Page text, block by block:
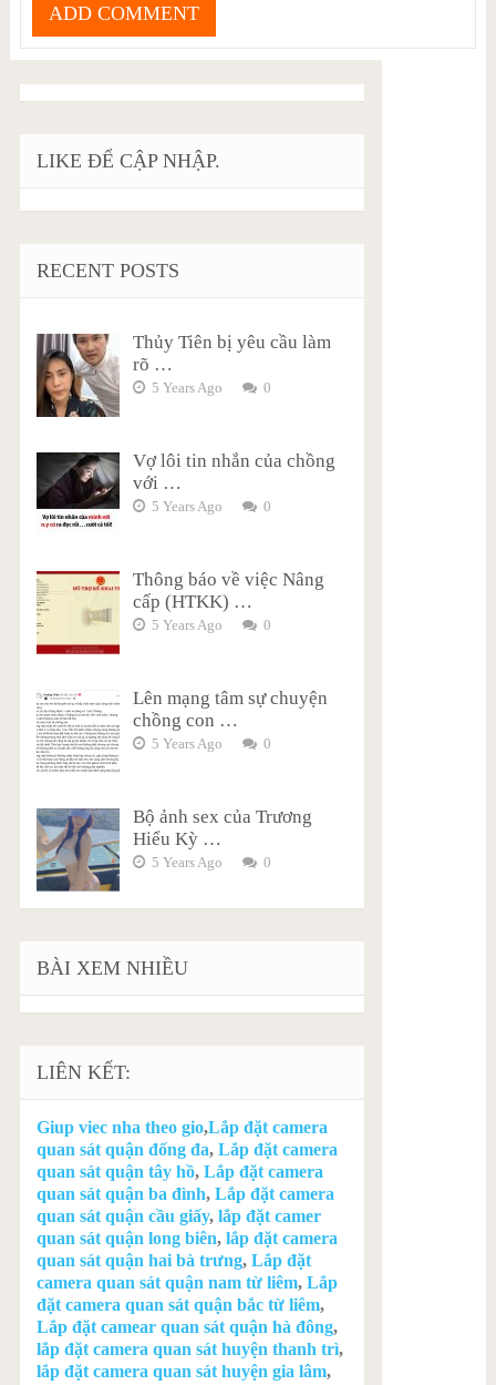
LIKE ĐỂ CẬP NHẬP.
RECENT POSTS
Thủy Tiên bị yêu cầu làm
rõ …
5 Years Ago 0
Vợ lôi tin nhắn của chồng
với …
5 Years Ago 0
Thông báo về việc Nâng
cấp (HTKK) …
5 Years Ago 0
Lên mạng tâm sự chuyện
chồng con …
5 Years Ago 0
Bộ ảnh sex của Trương
Hiểu Kỳ …
5 Years Ago 0
BÀI XEM NHIỀU
LIÊN KẾT:
Giup viec nha theo gio,Lắp đặt camera
quan sát quận đống đa, Lắp đặt camera
quan sát quận tây hồ, Lắp đặt camera
quan sát quận ba đình, Lắp đặt camera
quan sát quận cầu giấy, lắp đặt camer
quan sát quận long biên, lắp đặt camera
quan sát quận hai bà trưng, Lắp đặt
camera quan sát quận nam từ liêm, Lắp
đặt camera quan sát quận bắc từ liêm,
Lắp đặt camear quan sát quận hà đông,
lắp đặt camera quan sát huyện thanh trì,
lắp đặt camera quan sát huyện gia lâm,